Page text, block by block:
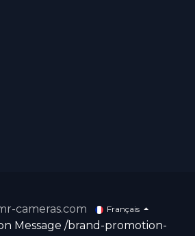
cameras.com Français
Message /brand-promotion-